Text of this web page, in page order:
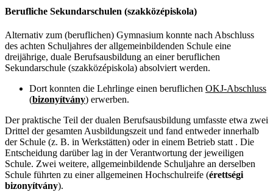
Berufliche Sekundarschulen (szakközépiskola)
Alternativ zum (beruflichen) Gymnasium konnte nach Abschluss
des achten Schuljahres der allgemeinbildenden Schule eine
dreijährige, duale Berufsausbildung an einer beruflichen
Sekundarschule (szakközépiskola) absolviert werden.
Dort konnten die Lehrlinge einen beruflichen OKJ-Abschluss
(bizonyítvány) erwerben.
Der praktische Teil der dualen Berufsausbildung umfasste etwa zwei
Drittel der gesamten Ausbildungszeit und fand entweder innerhalb
der Schule (z. B. in Werkstätten) oder in einem Betrieb statt . Die
Entscheidung darüber lag in der Verantwortung der jeweiligen
Schule. Zwei weitere, allgemeinbildende Schuljahre an derselben
Schule führten zu einer allgemeinen Hochschulreife (érettségi
bizonyítvány).